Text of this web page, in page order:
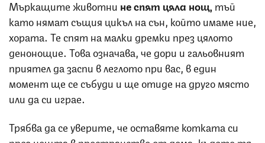
Мъркащите животни не спят цяла нощ, тъй
като нямат същия цикъл на сън, който имаме ние,
хората. Те спят на малки дремки през цялото
денонощие. Това означава, че дори и гальовният
приятел да заспи в леглото при вас, в един
момент ще се събуди и ще отиде на друго място
или да си играе.
Трябва да се уверите, че оставяте котката си